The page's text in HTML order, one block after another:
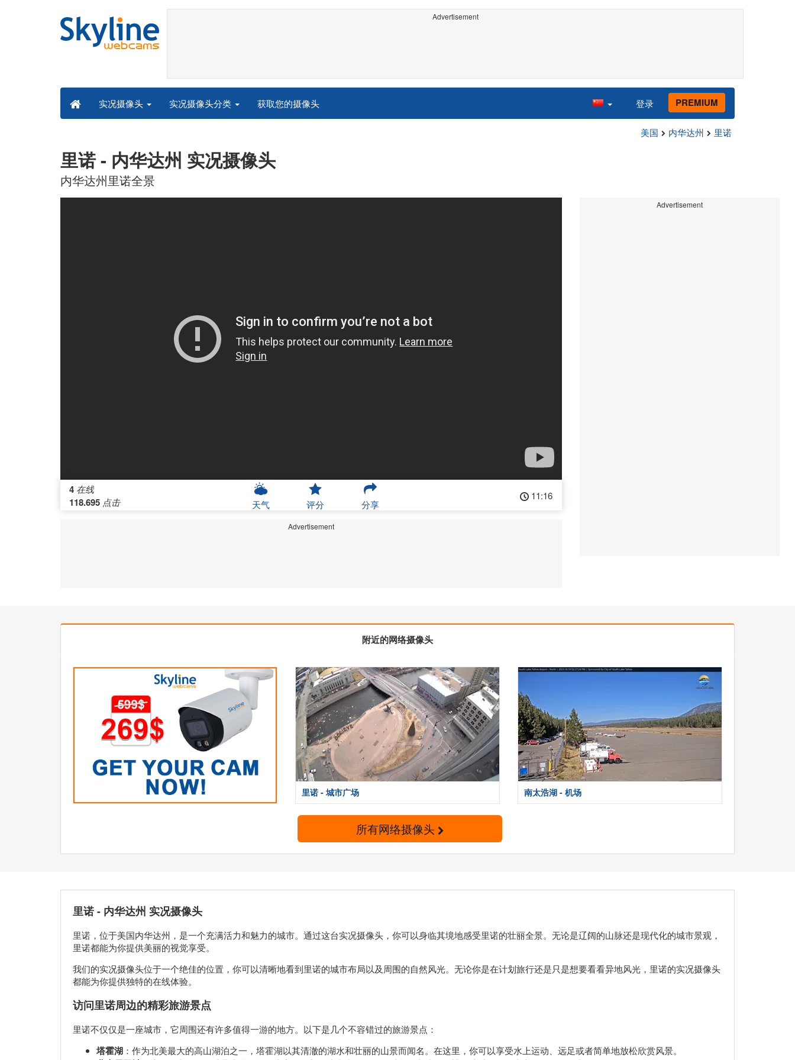
Advertisement
实况摄像头 实况摄像头分类 获取您的摄像头 登录 PREMIUM
美国 内华达州 里诺
里诺 - 内华达州 实况摄像头
内华达州里诺全景
4 在线
118.695 点击 天气 评分 分享
11:16
Advertisement
Advertisement
附近的网络摄像头
里诺 - 城市广场 南太浩湖 - 机场
所有网络摄像头
里诺 - 内华达州 实况摄像头
里诺，位于美国内华达州，是一个充满活力和魅力的城市。通过这台实况摄像头，你可以身临其境地感受里诺的壮丽全景。无论是辽阔的山脉还是现代化的城市景观，
里诺都能为你提供美丽的视觉享受。
我们的实况摄像头位于一个绝佳的位置，你可以清晰地看到里诺的城市布局以及周围的自然风光。无论你是在计划旅行还是只是想要看看异地风光，里诺的实况摄像头
都能为你提供独特的在线体验。
访问里诺周边的精彩旅游景点
里诺不仅仅是一座城市，它周围还有许多值得一游的地方。以下是几个不容错过的旅游景点：
塔霍湖 ：作为北美最大的高山湖泊之一，塔霍湖以其清澈的湖水和壮丽的山景而闻名。在这里，你可以享受水上运动、远足或者简单地放松欣赏风景。